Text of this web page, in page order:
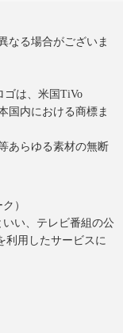
なる場合がございま
ゴは、米国TiVo
国内における商標ま
あらゆる素材の無断
）
いい、テレビ番組の公
利用したサービスに